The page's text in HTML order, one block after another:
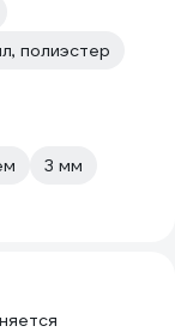
полиэстер
3 мм